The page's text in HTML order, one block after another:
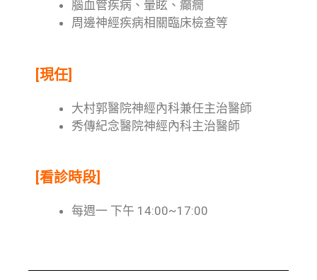
腦血管疾病、暈眩、癲癇
周邊神經疾病相關臨床檢查等
[現任]
大村郭醫院神經內科兼任主治醫師
秀傳紀念醫院神經內科主治醫師
[看診時段]
每週一 下午 14:00~17:00